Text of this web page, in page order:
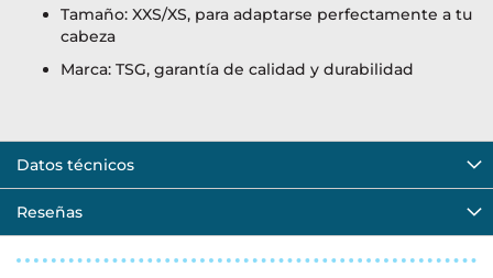
Tamaño: XXS/XS, para adaptarse perfectamente a tu
cabeza
Marca: TSG, garantía de calidad y durabilidad
Datos técnicos
Reseñas